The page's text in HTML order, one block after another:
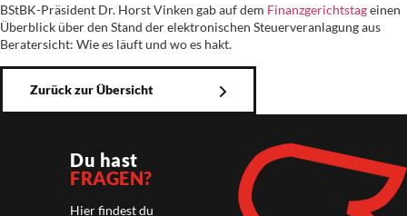
BStBK-Präsident Dr. Horst Vinken gab auf dem Finanzgerichtstageinen
Überblick über den Stand der elektronischen Steuerveranlagung aus
Beratersicht: Wie es läuft und wo es hakt.
Zurück zur Übersicht
Du hast
FRAGEN?
Hier findest du